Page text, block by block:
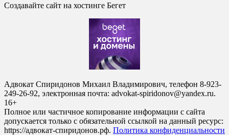
Создавайте сайт на хостинге Бегет
Адвокат Спиридонов Михаил Владимирович, телефон 8-923-
249-26-92, электронная почта: advokat-spiridonov@yandex.ru.
16+
Полное или частичное копирование информации с сайта
допускается только с обязательной ссылкой на данный ресурс:
https://адвокат-спиридонов.рф. Политика конфиденциальности